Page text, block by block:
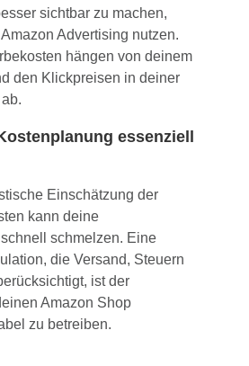
sichtbar zu machen,
Advertising nutzen.
hängen von deinem
den Klickpreisen in deiner
essenziell
Einschätzung der
kann deine
schmelzen. Eine
die Versand, Steuern
ist der
Amazon Shop
zu betreiben.